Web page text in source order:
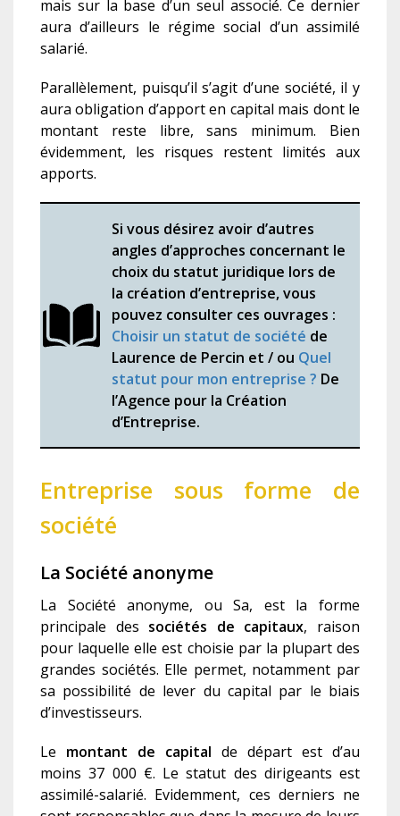
mais sur la base d’un seul associé. Ce dernier
aura d’ailleurs le régime social d’un assimilé
salarié.
Parallèlement, puisqu’il s’agit d’une société, il y
aura obligation d’apport en capital mais dont le
montant reste libre, sans minimum. Bien
évidemment, les risques restent limités aux
apports.
Si vous désirez avoir d’autres
angles d’approches concernant le
choix du statut juridique lors de
la création d’entreprise, vous
pouvez consulter ces ouvrages :
Choisir un statut de société de
Laurence de Percin et / ou Quel
statut pour mon entreprise ? De
l’Agence pour la Création
d’Entreprise.
Entreprise sous forme de
société
La Société anonyme
La Société anonyme, ou Sa, est la forme
principale des sociétés de capitaux, raison
pour laquelle elle est choisie par la plupart des
grandes sociétés. Elle permet, notamment par
sa possibilité de lever du capital par le biais
d’investisseurs.
Le montant de capital de départ est d’au
moins 37 000 €. Le statut des dirigeants est
assimilé-salarié. Evidemment, ces derniers ne